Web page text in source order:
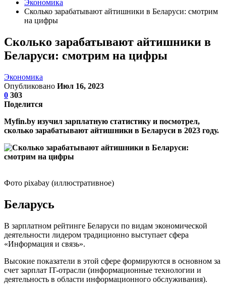
Экономика
Сколько зарабатывают айтишники в Беларуси: смотрим
на цифры
Сколько зарабатывают айтишники в
Беларуси: смотрим на цифры
Экономика
Опубликовано Июл 16, 2023
0 303
Поделится
Myfin.by изучил зарплатную статистику и посмотрел,
сколько зарабатывают айтишники в Беларуси в 2023 году.
Фото pixabay (иллюстративное)
Беларусь
В зарплатном рейтинге Беларуси по видам экономической
деятельности лидером традиционно выступает сфера
«Информация и связь».
Высокие показатели в этой сфере формируются в основном за
счет зарплат IT-отрасли (информационные технологии и
деятельность в области информационного обслуживания).